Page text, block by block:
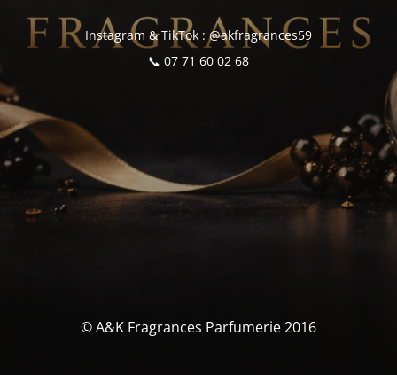
Instagram & TikTok : @akfragrances59
📞 07 71 60 02 68
© A&K Fragrances Parfumerie 2016